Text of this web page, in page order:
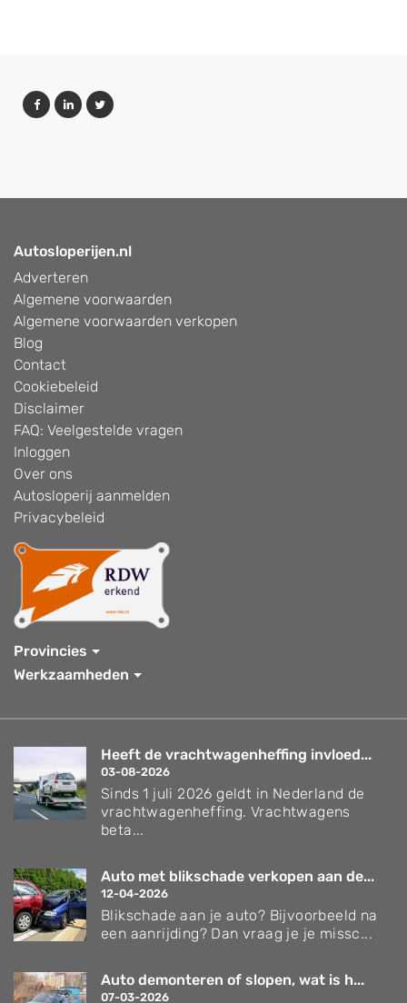
Autosloperijen.nl
Adverteren
Algemene voorwaarden
Algemene voorwaarden verkopen
Blog
Contact
Cookiebeleid
Disclaimer
FAQ: Veelgestelde vragen
Inloggen
Over ons
Autosloperij aanmelden
Privacybeleid
Provincies
Werkzaamheden
Heeft de vrachtwagenheffing invloed...
03-08-2026
Sinds 1 juli 2026 geldt in Nederland de
vrachtwagenheffing. Vrachtwagens
beta...
Auto met blikschade verkopen aan de...
12-04-2026
Blikschade aan je auto? Bijvoorbeeld na
een aanrijding? Dan vraag je je missc...
Auto demonteren of slopen, wat is h...
07-03-2026